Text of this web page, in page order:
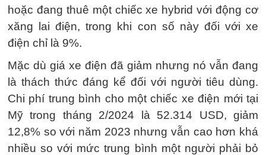
hoặc đang thuê một chiếc xe hybrid với động cơ
xăng lai điện, trong khi con số này đối với xe
điện chỉ là 9%.
Mặc dù giá xe điện đã giảm nhưng nó vẫn đang
là thách thức đáng kể đối với người tiêu dùng.
Chi phí trung bình cho một chiếc xe điện mới tại
Mỹ trong tháng 2/2024 là 52.314 USD, giảm
12,8% so với năm 2023 nhưng vẫn cao hơn khá
nhiều so với mức trung bình một người phải bỏ